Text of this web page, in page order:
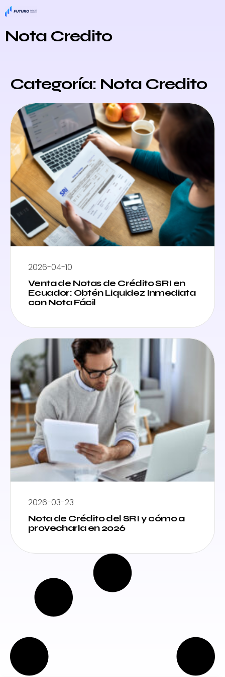
Nota Credito
Categoría: Nota Credito
2026-04-10
Venta de Notas de Crédito SRI en
Ecuador: Obtén Liquidez Inmediata
con Nota Fácil
2026-03-23
Nota de Crédito del SRI y cómo a
provecharla en 2026